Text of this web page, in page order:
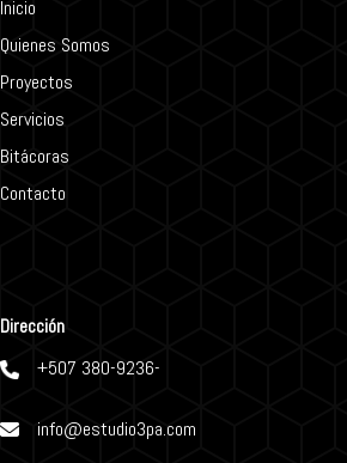
Inicio
Quienes Somos
Proyectos
Servicios
Bitácoras
Contacto
Dirección
+507 380-9236-
info@estudio3pa.com